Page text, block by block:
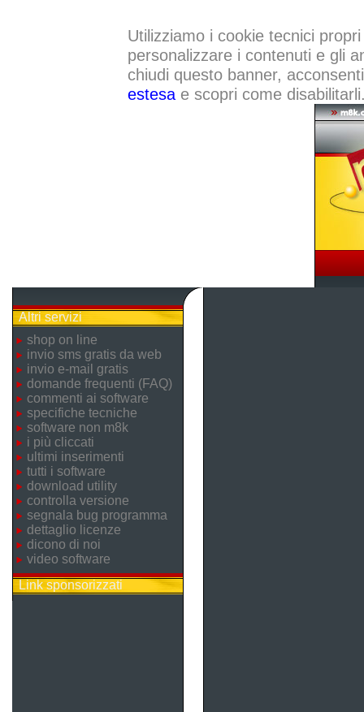
Utilizziamo i cookie tecnici
personalizzare i contenuti e gli
chiudi questo banner,
estesa e scopri come
Altri servizi
shop on line
invio sms gratis da web
invio e-mail gratis
domande frequenti (FAQ)
commenti ai software
specifiche tecniche
software non m8k
i più cliccati
ultimi inserimenti
tutti i software
download utility
controlla versione
segnala bug programma
dettaglio licenze
dicono di noi
video software
Link sponsorizzati